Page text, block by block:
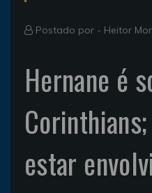
Postado por - Heitor
Hernane é
estar